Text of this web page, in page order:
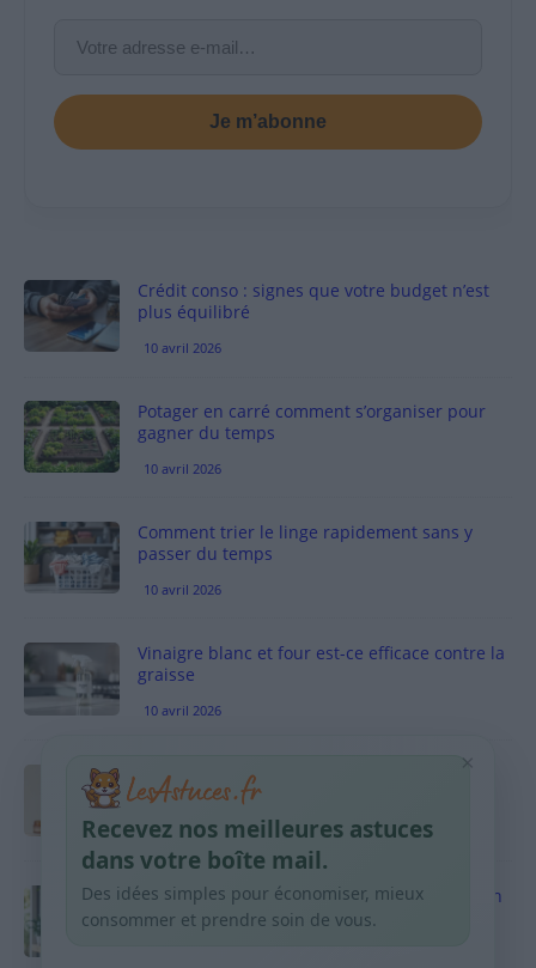
Je m’abonne
Crédit conso : signes que votre budget n’est
plus équilibré
10 avril 2026
Potager en carré comment s’organiser pour
gagner du temps
10 avril 2026
Comment trier le linge rapidement sans y
passer du temps
10 avril 2026
Vinaigre blanc et four est-ce efficace contre la
graisse
10 avril 2026
Taches pigmentaires : routine simple +
habitudes qui aident
9 avril 2026
Produits ménagers : comment économiser en
courses sans acheter 10 sprays
×
Recevez nos meilleures astuces
dans votre boîte mail.
Des idées simples pour économiser, mieux
consommer et prendre soin de vous.